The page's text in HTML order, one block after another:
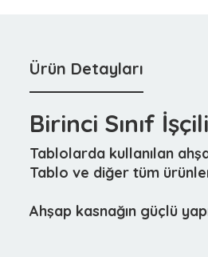
Ürün Detayları
Birinci Sınıf
Tablolarda kullanılan
Tablo ve diğer tüm
Ahşap kasnağın güçlü